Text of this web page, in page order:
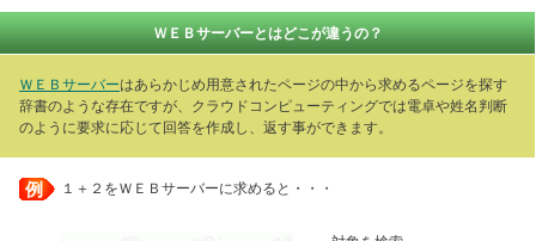
ＷＥＢサーバーとはどこが違うの？
ＷＥＢサーバーはあらかじめ用意されたページの中から求めるページを探す
辞書のような存在ですが、クラウドコンピューティングでは電卓や姓名判断
のように要求に応じて回答を作成し、返す事ができます。
例 １＋２をＷＥＢサーバーに求めると・・・